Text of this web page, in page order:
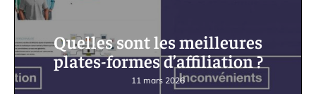
Quelles sont les meilleures
plates-formes d’affiliation ?
11 mars 2026